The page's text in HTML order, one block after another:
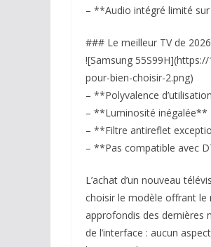
– **Audio intégré limité
### Le meilleur TV de 2026
![Samsung
pour-bien-choisir-2.png)
– **Polyvalence
– **Luminosité inégalée**
– **Filtre antireflet
– **Pas compatible avec
L’achat d’un nouveau
choisir le modèle offrant le
approfondis des dernières
de l’interface : aucun